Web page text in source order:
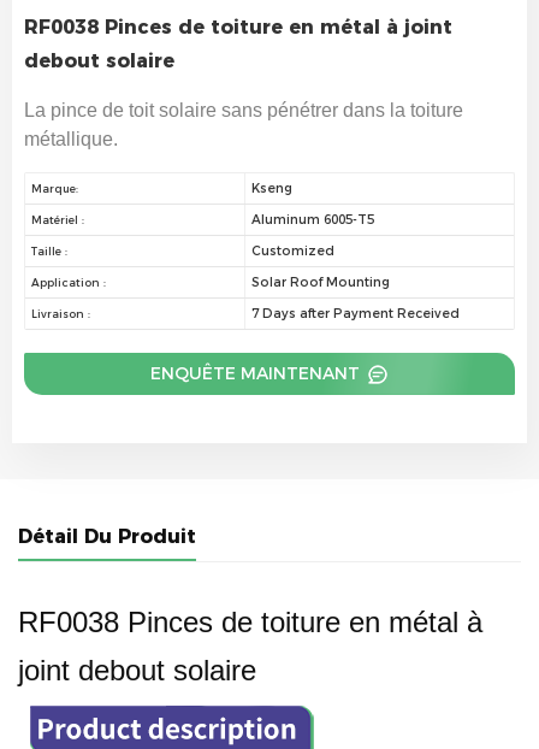
RF0038 Pinces de toiture en métal à joint
debout solaire
La pince de toit solaire sans pénétrer dans la toiture
métallique.
Marque: Kseng
Matériel : Aluminum 6005-T5
Taille : Customized
Application : Solar Roof Mounting
Livraison : 7 Days after Payment Received
ENQUÊTE MAINTENANT
Détail Du Produit
RF0038 Pinces de toiture en métal à
joint debout solaire